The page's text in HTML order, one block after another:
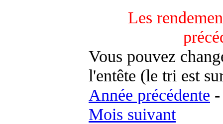
Les
Vous pouvez
l'entête (le tri est
Année précédente -
Mois suivant